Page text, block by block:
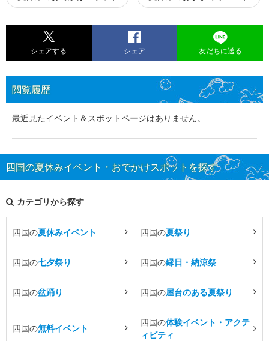
シェアする シェア 友だちに送る
閲覧履歴
最近見たイベント＆スポットページはありません。
四国の夏休みイベント・おでかけスポットを探す
カテゴリから探す
四国の夏休みイベント 四国の夏祭り
四国の七夕祭り 四国の縁日・納涼祭
四国の盆踊り 四国の屋台のある夏祭り
四国の無料イベント
四国の体験イベント・アクテ
ィビティ